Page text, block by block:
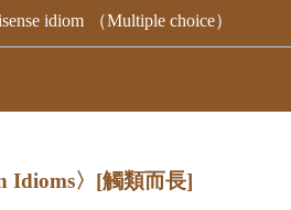
idiom （Multiple choice）
〉 [觸類而長]